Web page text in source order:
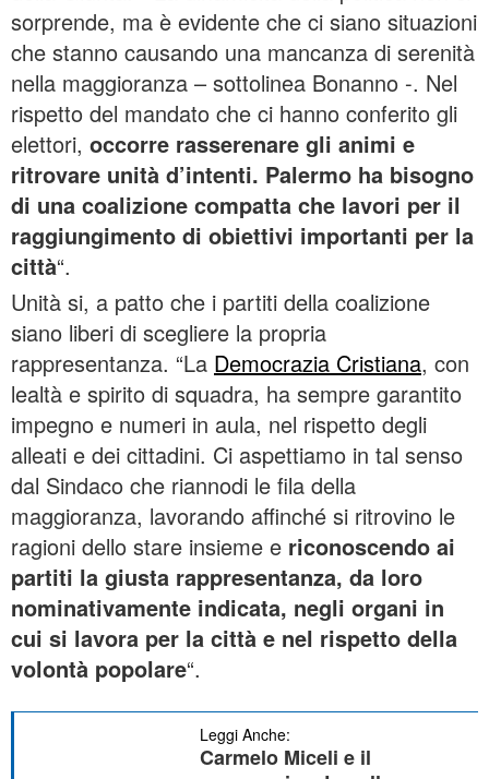
sorprende, ma è evidente che ci siano situazioni
che stanno causando una mancanza di serenità
nella maggioranza – sottolinea Bonanno -. Nel
rispetto del mandato che ci hanno conferito gli
elettori, occorre rasserenare gli animi e
ritrovare unità d’intenti. Palermo ha bisogno
di una coalizione compatta che lavori per il
raggiungimento di obiettivi importanti per la
città“.
Unità si, a patto che i partiti della coalizione
siano liberi di scegliere la propria
rappresentanza. “La Democrazia Cristiana, con
lealtà e spirito di squadra, ha sempre garantito
impegno e numeri in aula, nel rispetto degli
alleati e dei cittadini. Ci aspettiamo in tal senso
dal Sindaco che riannodi le fila della
maggioranza, lavorando affinché si ritrovino le
ragioni dello stare insieme e riconoscendo ai
partiti la giusta rappresentanza, da loro
nominativamente indicata, negli organi in
cui si lavora per la città e nel rispetto della
volontà popolare“.
Leggi Anche:
Carmelo Miceli e il